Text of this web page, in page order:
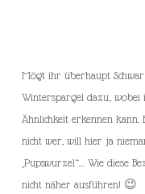
Mögt ihr überhaupt
Winterspargel dazu, wobei
Ähnlichkeit erkennen
nicht wer, will hier ja
„Pupswurzel“… Wie diese
nicht näher ausführen! 😉